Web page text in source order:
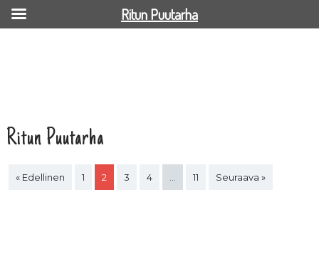
Ritun Puutarha
« Edellinen 1 2 3 4 11 Seuraava »
Ritun Puutarha